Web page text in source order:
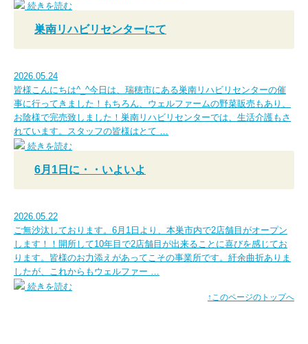
続きを読む
巣南リハビリセンターにて
2026.05.24
皆様こんにちは^_^今日は、瑞穂市にある巣南リハビリセンターの催
事に行ってきました！もちろん、ウェルファームの野菜販売もあり、
お陰様で完売致しました！巣南リハビリセンターでは、生活介護もさ
れています。スタッフの皆様はとて …
続きを読む
6月1日に・・いよいよ
2026.05.22
ご無沙汰しております。6月1日より、本巣市内で2店舗目がオープン
します！！開所して10年目で2店舗目が出来ることに喜びを感じてお
ります。皆様のお力添えがあってこその事業所です。紆余曲折ありま
したが、これからもウェルファー …
続きを読む
↑このページのトップへ